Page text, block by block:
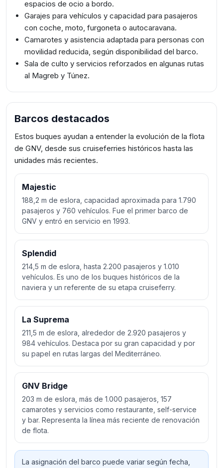
espacios de ocio a bordo.
Garajes para vehículos y capacidad para pasajeros
con coche, moto, furgoneta o autocaravana.
Camarotes y asistencia adaptada para personas con
movilidad reducida, según disponibilidad del barco.
Sala de culto y servicios reforzados en algunas rutas
al Magreb y Túnez.
Barcos destacados
Estos buques ayudan a entender la evolución de la flota
de GNV, desde sus cruiseferries históricos hasta las
unidades más recientes.
Majestic
188,2 m de eslora, capacidad aproximada para 1.790
pasajeros y 760 vehículos. Fue el primer barco de
GNV y entró en servicio en 1993.
Splendid
214,5 m de eslora, hasta 2.200 pasajeros y 1.010
vehículos. Es uno de los buques históricos de la
naviera y un referente de su etapa cruiseferry.
La Suprema
211,5 m de eslora, alrededor de 2.920 pasajeros y
984 vehículos. Destaca por su gran capacidad y por
su papel en rutas largas del Mediterráneo.
GNV Bridge
203 m de eslora, más de 1.000 pasajeros, 157
camarotes y servicios como restaurante, self-service
y bar. Representa la línea más reciente de renovación
de flota.
La asignación del barco puede variar según fecha,